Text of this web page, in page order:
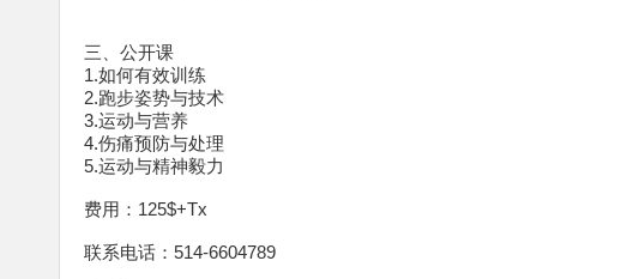
三、公开课
1.如何有效训练
2.跑步姿势与技术
3.运动与营养
4.伤痛预防与处理
5.运动与精神毅力
费用：125$+Tx
联系电话：514-6604789